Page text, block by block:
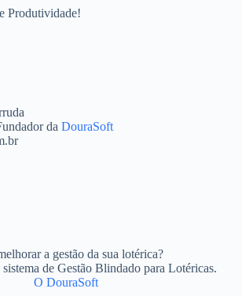
Produtividade!
da DouraSoft
a gestão da sua lotérica?
de Gestão Blindado para Lotéricas.
O DouraSoft